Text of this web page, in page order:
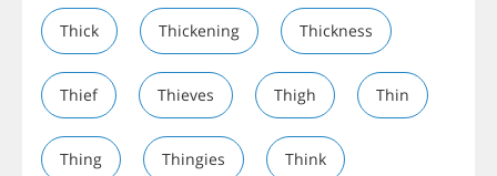
Thick Thickening Thickness
Thief Thieves Thigh Thin
Thing Thingies Think